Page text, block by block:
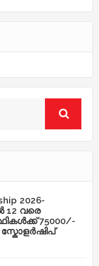
2026-
12 വരെ
75000/-